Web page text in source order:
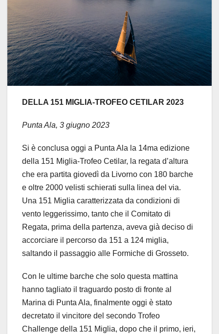
DELLA 151 MIGLIA-TROFEO CETILAR 2023
Punta Ala, 3 giugno 2023
Si è conclusa oggi a Punta Ala la 14ma edizione
della 151 Miglia-Trofeo Cetilar, la regata d’altura
che era partita giovedì da Livorno con 180 barche
e oltre 2000 velisti schierati sulla linea del via.
Una 151 Miglia caratterizzata da condizioni di
vento leggerissimo, tanto che il Comitato di
Regata, prima della partenza, aveva già deciso di
accorciare il percorso da 151 a 124 miglia,
saltando il passaggio alle Formiche di Grosseto.
Con le ultime barche che solo questa mattina
hanno tagliato il traguardo posto di fronte al
Marina di Punta Ala, finalmente oggi è stato
decretato il vincitore del secondo Trofeo
Challenge della 151 Miglia, dopo che il primo, ieri,